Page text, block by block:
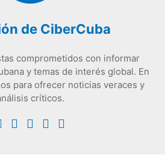
de CiberCuba
comprometidos con informar
y temas de interés global. En
para ofrecer noticias veraces y
críticos.